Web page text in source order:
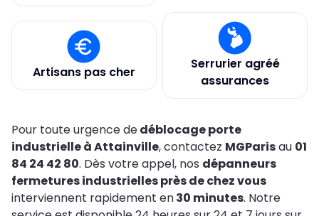
Artisans pas cher
Serrurier agréé
assurances
Pour toute urgence dedéblocage porte
industrielle à Attainville, contactez MGParisau 01
84 24 42 80. Dès votre appel, nos dépanneurs
fermetures industrielles près de chez vous
interviennent rapidement en30 minutes. Notre